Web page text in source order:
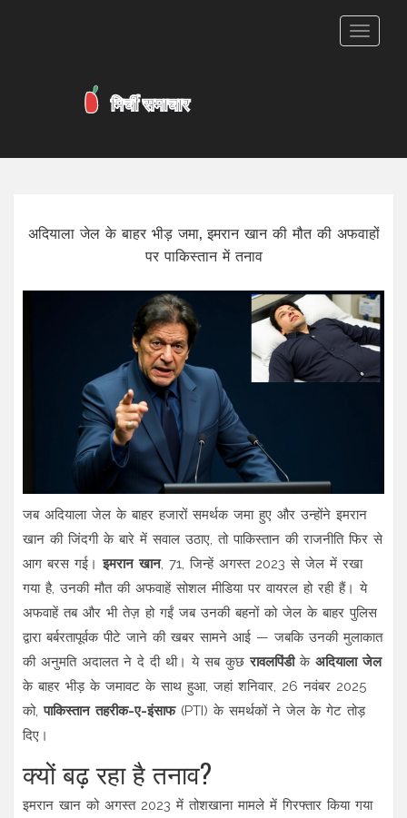
टॉगल
अदियाला जेल के बाहर भीड़ जमा, इमरान खान की मौत की अफवाहों
पर पाकिस्तान में तनाव
जब अदियाला जेल के बाहर हजारों समर्थक जमा हुए और उन्होंने इमरान
खान की जिंदगी के बारे में सवाल उठाए, तो पाकिस्तान की राजनीति फिर से
आग बरस गई।इमरान खान, 71, जिन्हें अगस्त 2023 से जेल में रखा
गया है, उनकी मौत की अफवाहें सोशल मीडिया पर वायरल हो रही हैं। ये
अफवाहें तब और भी तेज़ हो गईं जब उनकी बहनों को जेल के बाहर पुलिस
द्वारा बर्बरतापूर्वक पीटे जाने की खबर सामने आई — जबकि उनकी मुलाकात
की अनुमति अदालत ने दे दी थी। ये सब कुछरावलपिंडीके अदियाला जेल
के बाहर भीड़ के जमावट के साथ हुआ, जहां शनिवार, 26 नवंबर 2025
को,पाकिस्तान तहरीक-ए-इंसाफ(PTI) के समर्थकों ने जेल के गेट तोड़
दिए।
क्यों बढ़ रहा है तनाव?
इमरान खान को अगस्त 2023 में तोशखाना मामले में गिरफ्तार किया गया